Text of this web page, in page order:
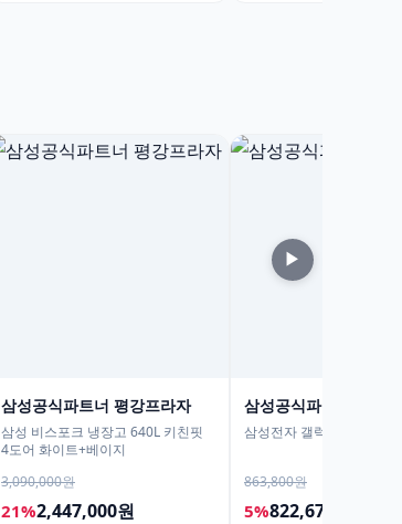
삼성공식파트너 평강프라자
삼성 비스포크 냉장고 640L 키친핏
4도어 화이트+베이지
3,090,000원
21%2,447,000원
삼성공식파트너 포디
삼성전자 갤럭시탭 S10 FE
863,800원
5%822,670원
▶